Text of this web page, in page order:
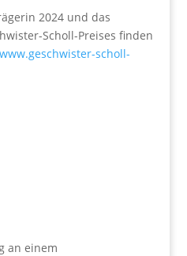
2024 und das
Scholl-Preises finden
www.geschwister-scholl-
an einem